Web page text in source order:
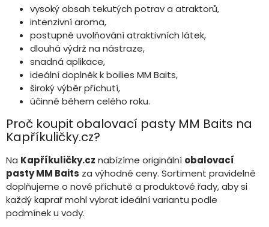
vysoký obsah tekutých potrav a atraktorů,
intenzivní aroma,
postupné uvolňování atraktivních látek,
dlouhá výdrž na nástraze,
snadná aplikace,
ideální doplněk k boilies MM Baits,
široký výběr příchutí,
účinné během celého roku.
Proč koupit obalovací pasty MM Baits na
Kapříkuličky.cz?
Na Kapříkuličky.cz nabízíme originální obalovací
pasty MM Baits za výhodné ceny. Sortiment pravidelně
doplňujeme o nové příchutě a produktové řady, aby si
každý kaprař mohl vybrat ideální variantu podle
podmínek u vody.